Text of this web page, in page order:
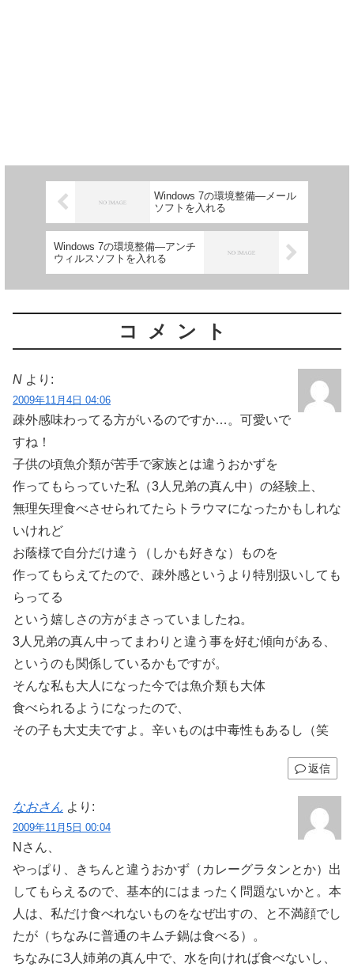
Windows 7の環境整備―メール
ソフトを入れる
Windows 7の環境整備―アンチ
ウィルスソフトを入れる
コメント
N より:
2009年11月4日 04:06
疎外感味わってる方がいるのですか…。可愛いで
すね！
子供の頃魚介類が苦手で家族とは違うおかずを
作ってもらっていた私（3人兄弟の真ん中）の経験上、
無理矢理食べさせられてたらトラウマになったかもしれな
いけれど
お蔭様で自分だけ違う（しかも好きな）ものを
作ってもらえてたので、疎外感というより特別扱いしても
らってる
という嬉しさの方がまさっていましたね。
3人兄弟の真ん中ってまわりと違う事を好む傾向がある、
というのも関係しているかもですが。
そんな私も大人になった今では魚介類も大体
食べられるようになったので、
その子も大丈夫ですよ。辛いものは中毒性もあるし（笑
返信
なおさん より:
2009年11月5日 00:04
Nさん、
やっぱり、きちんと違うおかず（カレーグラタンとか）出
してもらえるので、基本的にはまったく問題ないかと。本
人は、私だけ食べれないものをなぜ出すの、と不満顔でし
たが（ちなみに普通のキムチ鍋は食べる）。
ちなみに3人姉弟の真ん中で、水を向ければ食べないし、